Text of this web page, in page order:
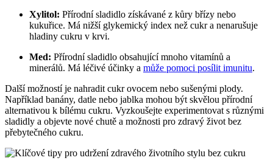
Xylitol: Přírodní sladidlo získávané z kůry břízy nebo
kukuřice. Má nižší glykemický index než cukr a nenarušuje
hladiny cukru v krvi.
Med: Přírodní sladidlo obsahující mnoho vitamínů a
minerálů. Má léčivé účinky a může pomoci posílit imunitu.
Další možností je nahradit cukr ovocem nebo sušenými plody.
Například banány, datle nebo jablka mohou být skvělou přírodní
alternativou k bílému cukru. Vyzkoušejte experimentovat s různými
sladidly a objevte nové chutě a možnosti pro zdravý život bez
přebytečného cukru.